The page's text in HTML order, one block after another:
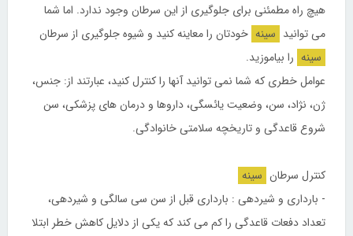
هیچ راه مطمئنی برای جلوگیری از این سرطان وجود ندارد. اما شما
می توانید سینه خودتان را معاینه کنید و شیوه جلوگیری از سرطان
سینه را بیاموزید.
عوامل خطری که شما نمی توانید آنها را کنترل کنید، عبارتند از: جنس،
ژن، نژاد، سن، وضعیت یائسگی، داروها و درمان های پزشکی، سن
شروع قاعدگی و تاریخچه سلامتی خانوادگی.
کنترل سرطان سینه
- بارداری و شیردهی : بارداری قبل از سن سی سالگی و شیردهی،
تعداد دفعات قاعدگی را کم می کند که یکی از دلایل کاهش خطر ابتلا